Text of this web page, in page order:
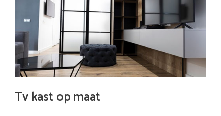
Tv kast op maat